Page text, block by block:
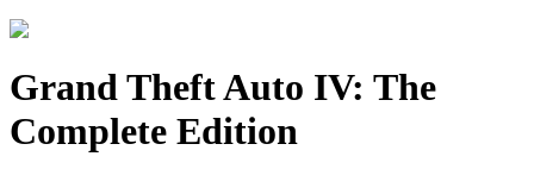
Grand Theft Auto IV: The
Complete Edition